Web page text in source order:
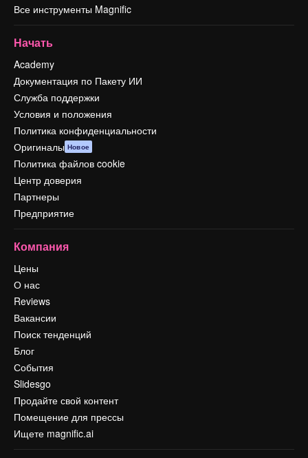
Все инструменты Magnific
Начать
Academy
Документация по Пакету ИИ
Служба поддержки
Условия и положения
Политика конфиденциальности
Оригиналы Новое
Политика файлов cookie
Центр доверия
Партнеры
Предприятие
Компания
Цены
О нас
Reviews
Вакансии
Поиск тенденций
Блог
События
Slidesgo
Продайте свой контент
Помещение для прессы
Ищете magnific.ai